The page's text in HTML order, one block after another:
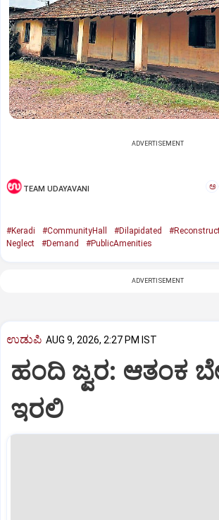
ADVERTISEMENT
TEAM UDAYAVANI ಅ
#Keradi #CommunityHall #Dilapidated
Neglect
#Demand #PublicAmenities
ADVERTISEMENT
ಉಡುಪಿ AUG 9, 2026, 2:27 PM IST
ಹಂದಿ ಜ್ವರ: ಆತಂಕ
ಇರಲಿ